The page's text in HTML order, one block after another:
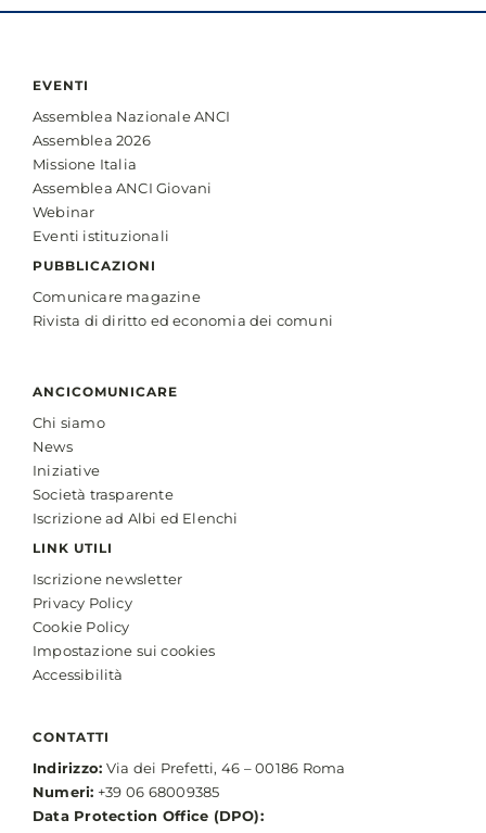
EVENTI
Assemblea Nazionale ANCI
Assemblea 2026
Missione Italia
Assemblea ANCI Giovani
Webinar
Eventi istituzionali
PUBBLICAZIONI
Comunicare magazine
Rivista di diritto ed economia dei comuni
ANCICOMUNICARE
Chi siamo
News
Iniziative
Società trasparente
Iscrizione ad Albi ed Elenchi
LINK UTILI
Iscrizione newsletter
Privacy Policy
Cookie Policy
Impostazione sui cookies
Accessibilità
CONTATTI
Indirizzo: Via dei Prefetti, 46 – 00186 Roma
Numeri: +39 06 68009385
Data Protection Office (DPO):